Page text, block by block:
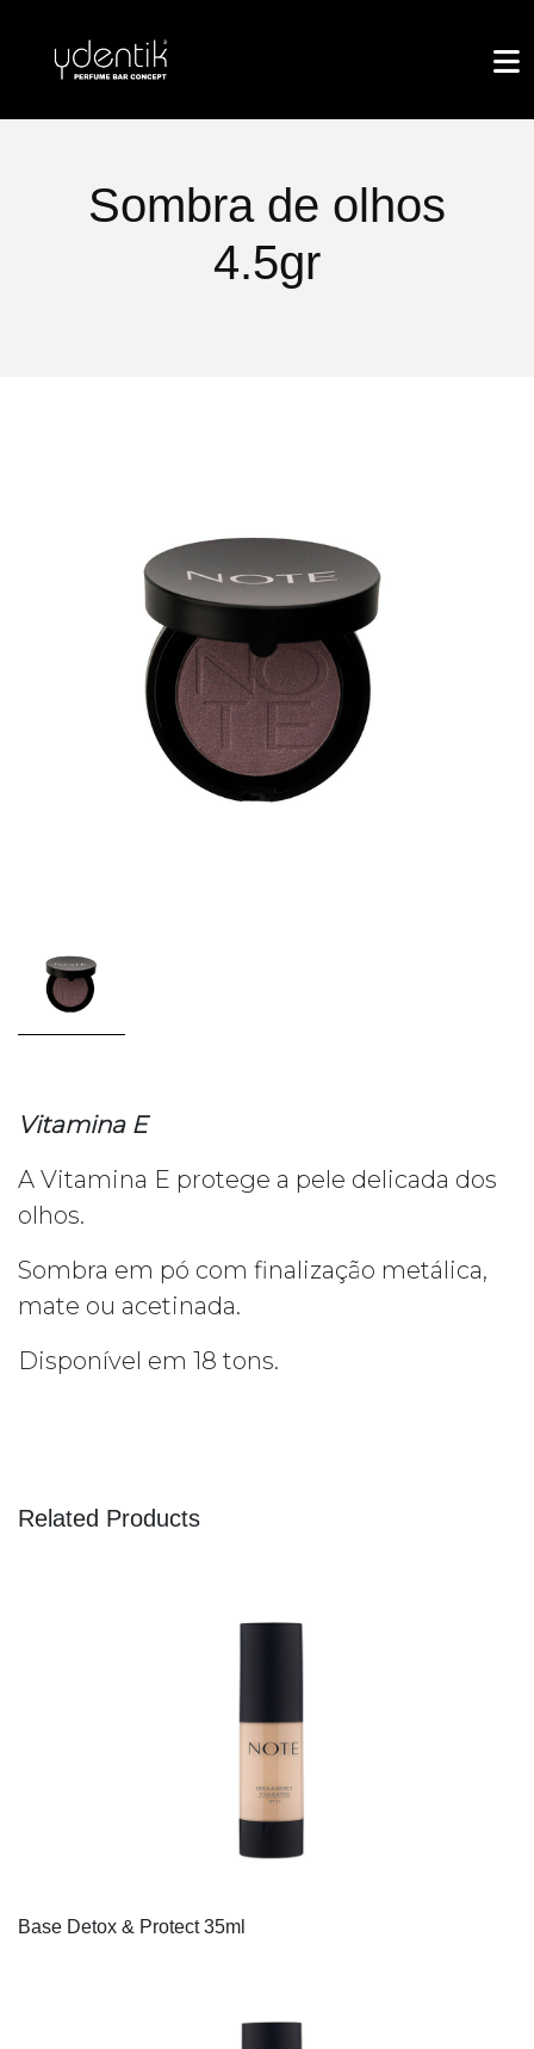
Sombra de olhos
4.5gr
Vitamina E
A Vitamina E protege a pele delicada dos
olhos.
Sombra em pó com finalização metálica,
mate ou acetinada.
Disponível em 18 tons.
Related Products
Base Detox & Protect 35ml